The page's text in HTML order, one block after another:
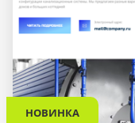
НОВИНКА